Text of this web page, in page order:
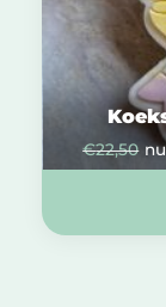
€22,50 nu